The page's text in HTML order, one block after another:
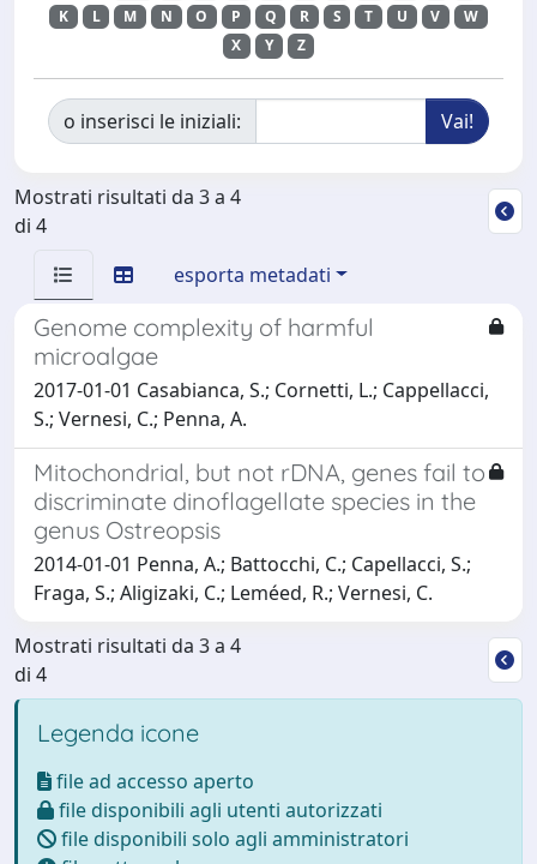
K
L M N O P Q R S T U V
W
X
Y Z
o inserisci le iniziali:
Mostrati risultati da 3 a 4
di 4
esporta metadati
Genome complexity of harmful
microalgae
2017-01-01 Casabianca, S.; Cornetti, L.; Cappellacci,
S.; Vernesi, C.; Penna, A.
Mitochondrial, but not rDNA, genes fail to
discriminate dinoflagellate species in the
genus Ostreopsis
2014-01-01 Penna, A.; Battocchi, C.; Capellacci, S.;
Fraga, S.; Aligizaki, C.; Leméed, R.; Vernesi, C.
Mostrati risultati da 3 a 4
di 4
Legenda icone
file ad accesso aperto
file disponibili agli utenti autorizzati
file disponibili solo agli amministratori